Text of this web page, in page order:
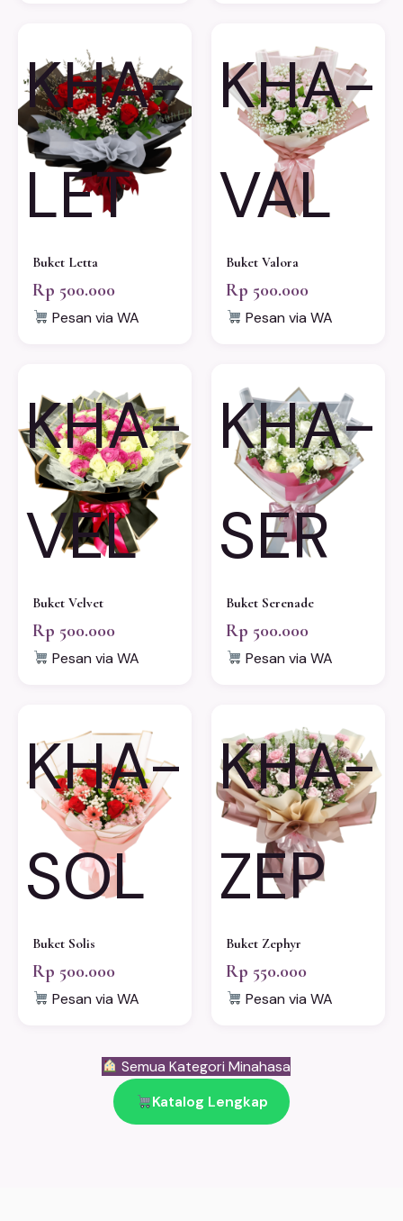
KHA-
LET
Buket Letta
Rp 500.000
Pesan via WA
KHA-
VAL
Buket Valora
Rp 500.000
Pesan via WA
KHA-
VEL
Buket Velvet
Rp 500.000
Pesan via WA
KHA-
SER
Buket Serenade
Rp 500.000
Pesan via WA
KHA-
SOL
Buket Solis
Rp 500.000
Pesan via WA
KHA-
ZEP
Buket Zephyr
Rp 550.000
Pesan via WA
Semua Kategori Minahasa
Katalog Lengkap